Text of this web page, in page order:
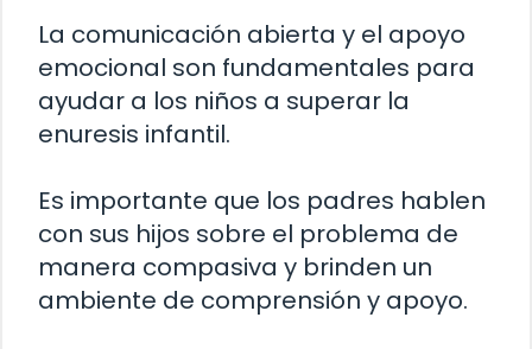
La comunicación abierta y el apoyo
emocional son fundamentales para
ayudar a los niños a superar la
enuresis infantil.
Es importante que los padres hablen
con sus hijos sobre el problema de
manera compasiva y brinden un
ambiente de comprensión y apoyo.